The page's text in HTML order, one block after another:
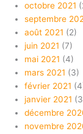
octobre 2021
septembre
août 2021 (2)
juin 2021 (7)
mai 2021 (4)
mars 2021 (3)
février 2021
janvier 2021
décembre
novembre